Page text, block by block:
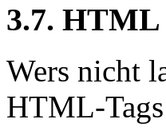
3.7. HTML
Wers nicht
HTML-